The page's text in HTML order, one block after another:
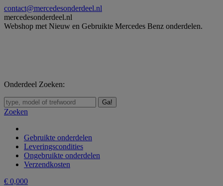
Skip
to
content
contact@mercedesonderdeel.nl
mercedesonderdeel.nl
Webshop met Nieuw en Gebruikte Mercedes Benz onderdelen.
Onderdeel Zoeken:
Zoeken:
Zoeken
Gebruikte onderdelen
Leveringscondities
Ongebruikte onderdelen
Verzendkosten
€ 0,000